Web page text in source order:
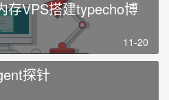
存VPS搭建typecho博
11-20
探针